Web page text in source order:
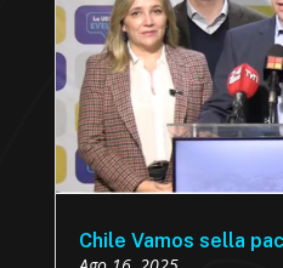
Chile Vamos sella